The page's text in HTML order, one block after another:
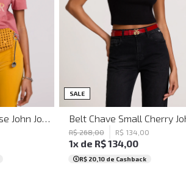
SALE G
R$ 268,00 R$ 134 00
1x de R$134,00
R$ 20,10de Cashback